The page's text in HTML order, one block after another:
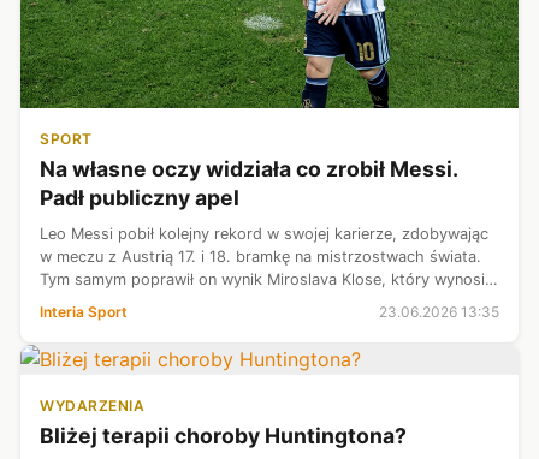
SPORT
Na własne oczy widziała co zrobił Messi.
Padł publiczny apel
Leo Messi pobił kolejny rekord w swojej karierze, zdobywając
w meczu z Austrią 17. i 18. bramkę na mistrzostwach świata.
Tym samym poprawił on wynik Miroslava Klose, który wynosił
16 goli. Wszystkiemu z trybun przyglądała się Shakira, która
po zakońc...
Interia Sport 23.06.2026 13:35
WYDARZENIA
Bliżej terapii choroby Huntingtona?